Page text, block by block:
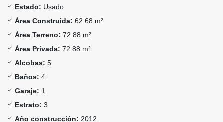
Estado: Usado
Área Construida: 62.68 m²
Área Terreno: 72.88 m²
Área Privada: 72.88 m²
Alcobas: 5
Baños: 4
Garaje: 1
Estrato: 3
Año construcción: 2012